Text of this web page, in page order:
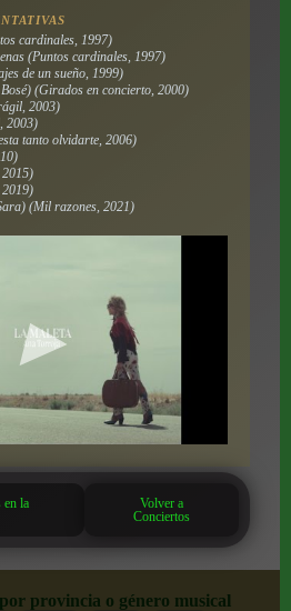
cardinales, 1997)
(Puntos cardinales, 1997)
de un sueño, 1999)
(Girados en concierto, 2000)
2003)
2003)
tanto olvidarte, 2006)
(Mil razones, 2021)
en la
Volver a
Conciertos
provincia o género musical